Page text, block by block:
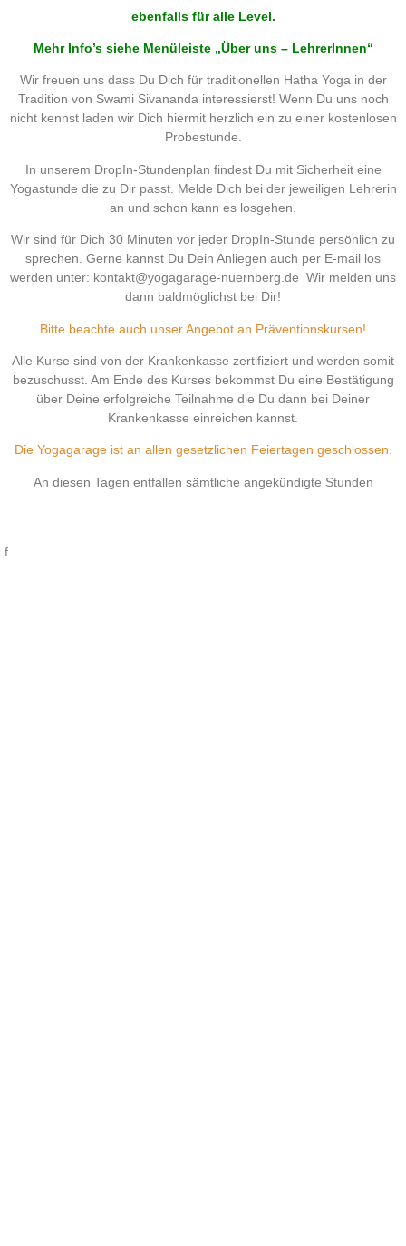
ebenfalls für alle Level.
Mehr Info’s siehe Menüleiste „Über uns – LehrerInnen“
Wir freuen uns dass Du Dich für traditionellen Hatha Yoga in der
Tradition von Swami Sivananda interessierst! Wenn Du uns noch
nicht kennst laden wir Dich hiermit herzlich ein zu einer kostenlosen
Probestunde.
In unserem DropIn-Stundenplan findest Du mit Sicherheit eine
Yogastunde die zu Dir passt. Melde Dich bei der jeweiligen Lehrerin
an und schon kann es losgehen.
Wir sind für Dich 30 Minuten vor jeder DropIn-Stunde persönlich zu
sprechen. Gerne kannst Du Dein Anliegen auch per E-mail los
werden unter: kontakt@yogagarage-nuernberg.de Wir melden uns
dann baldmöglichst bei Dir!
Bitte beachte auch unser Angebot an Präventionskursen!
Alle Kurse sind von der Krankenkasse zertifiziert und werden somit
bezuschusst. Am Ende des Kurses bekommst Du eine Bestätigung
über Deine erfolgreiche Teilnahme die Du dann bei Deiner
Krankenkasse einreichen kannst.
Die Yogagarage ist an allen gesetzlichen Feiertagen geschlossen.
An diesen Tagen entfallen sämtliche angekündigte Stunden
f